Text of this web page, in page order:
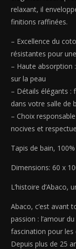
x
100
cm
relaxant, il
finitions raffinées.
– Excellence du
résistantes pour
– Haute absorption
sur la peau
– Détails élégants :
dans votre salle de
– Choix
nocives et
Tapis de bain,
Dimensions: 60 x
L’histoire d’Abaco,
Abaco, c’est avant
passion : l’amour
fascination pour les
Depuis plus de 25